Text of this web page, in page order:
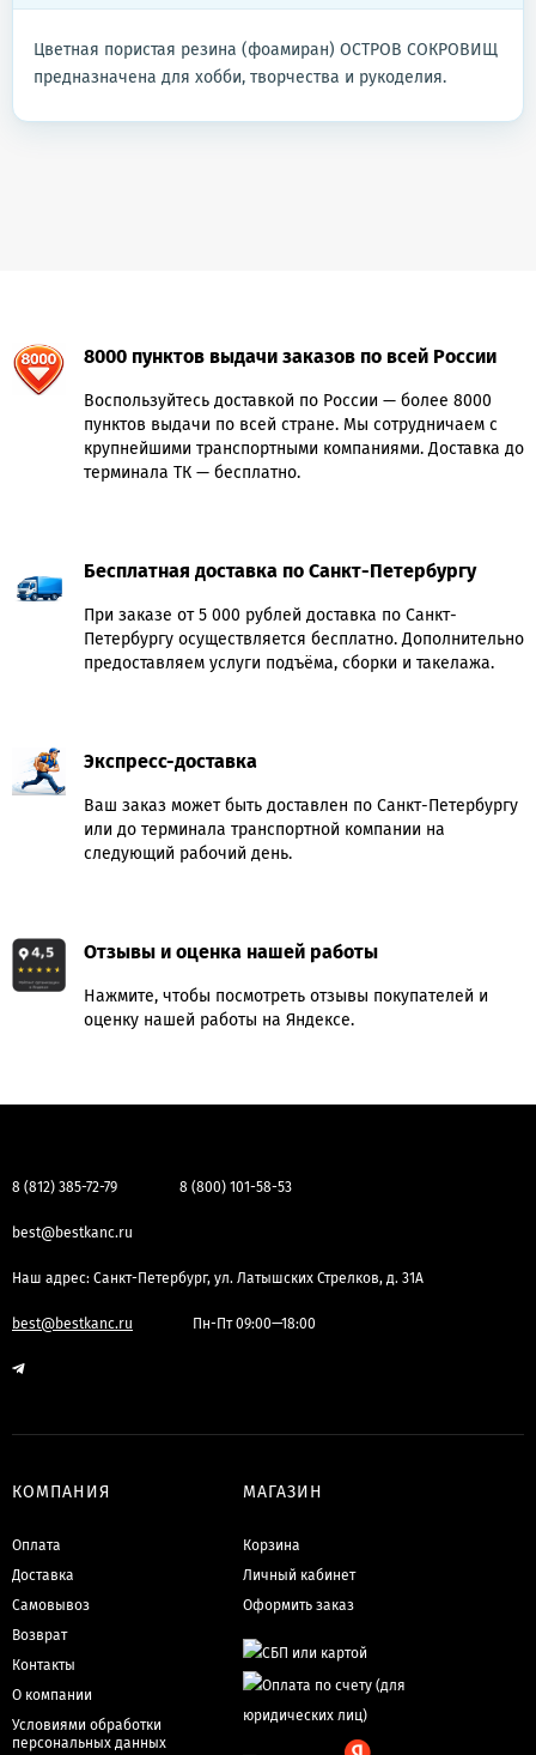
Цветная пористая резина (фоамиран) ОСТРОВ СОКРОВИЩ
предназначена для хобби, творчества и рукоделия.
8000 пунктов выдачи заказов по всей России
Воспользуйтесь доставкой по России — более 8000
пунктов выдачи по всей стране. Мы сотрудничаем с
крупнейшими транспортными компаниями. Доставка до
терминала ТК — бесплатно.
Бесплатная доставка по Санкт-Петербургу
При заказе от 5 000 рублей доставка по Санкт-
Петербургу осуществляется бесплатно. Дополнительно
предоставляем услуги подъёма, сборки и такелажа.
Экспресс-доставка
Ваш заказ может быть доставлен по Санкт-Петербургу
или до терминала транспортной компании на
следующий рабочий день.
Отзывы и оценка нашей работы
Нажмите, чтобы посмотреть отзывы покупателей и
оценку нашей работы на Яндексе.
8 (812) 385-72-79 8 (800) 101-58-53
best@bestkanc.ru
Наш адрес: Санкт-Петербург, ул. Латышских Стрелков, д. 31А
best@bestkanc.ru Пн-Пт 09:00—18:00
КОМПАНИЯ
Оплата
Доставка
Самовывоз
Возврат
Контакты
О компании
Условиями обработки
персональных данных
МАГАЗИН
Корзина
Личный кабинет
Оформить заказ